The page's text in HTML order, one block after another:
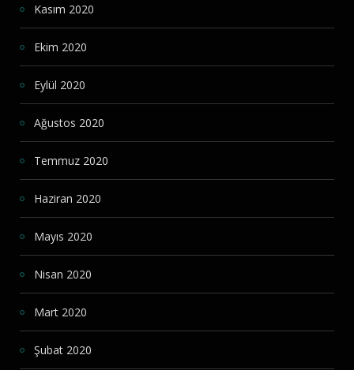
Kasım 2020
Ekim 2020
Eylül 2020
Ağustos 2020
Temmuz 2020
Haziran 2020
Mayıs 2020
Nisan 2020
Mart 2020
Şubat 2020